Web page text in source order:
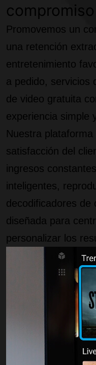
Promovemos un
una retención
entretenimiento
a pedido, servicios
de video gratuita
experiencia simple
Nuestra
satisfacción del
ingresos
inteligentes,
decodificadores de
diseñada para
personalizar los